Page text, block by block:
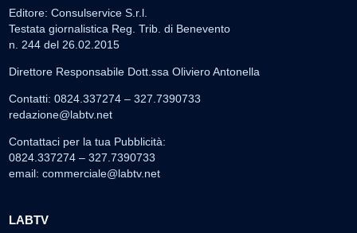
Editore: Consulservice S.r.l.
Testata giornalistica Reg. Trib. di Benevento
n. 244 del 26.02.2015
Direttore Responsabile Dott.ssa Oliviero Antonella
Contatti: 0824.337274 – 327.7390733
redazione@labtv.net
Contattaci per la tua Pubblicità:
0824.337274 – 327.7390733
email: commerciale@labtv.net
LABTV